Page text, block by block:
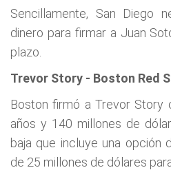
Sencillamente, San Diego
dinero para firmar a Juan
plazo.
Trevor Story - Boston Red
Boston firmó a Trevor Story
años y 140 millones de
baja que incluye una opción
de 25 millones de dólares